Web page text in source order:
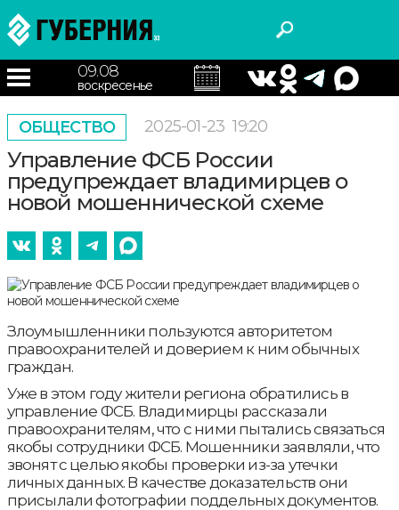
09.08
воскресенье
ОБЩЕСТВО 2025-01-23 19:20
Управление ФСБ России
предупреждает владимирцев о
новой мошеннической схеме
Злоумышленники пользуются авторитетом
правоохранителей и доверием к ним обычных
граждан.
Уже в этом году жители региона обратились в
управление ФСБ. Владимирцы рассказали
правоохранителям, что с ними пытались связаться
якобы сотрудники ФСБ. Мошенники заявляли, что
звонят с целью якобы проверки из-за утечки
личных данных. В качестве доказательств они
присылали фотографии поддельных документов.